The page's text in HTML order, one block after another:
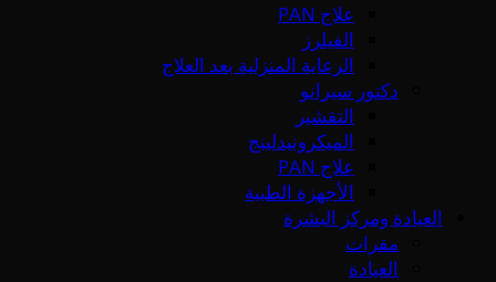
علاج PAN
الفيلرز
الرعاية المنزلية بعد العلاج
دكتور سيرانو
التقشير
الميكرونيدلينج
علاج PAN
الأجهزة الطبية
العيادة ومركز البشرة
مقرات
العيادة